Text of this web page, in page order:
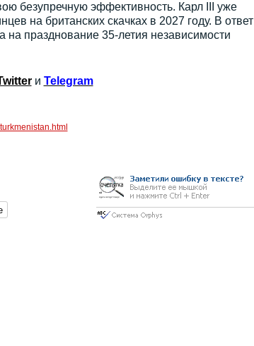
безупречную эффективность. Карл III уже
на британских скачках в 2027 году. В ответ
на празднование 35-летия независимости
и Telegram